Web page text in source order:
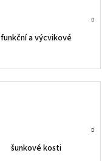
funkční a výcvikové
šunkové kosti